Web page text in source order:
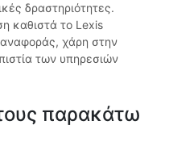
δραστηριότητες.
καθιστά το Lexis
αναφοράς, χάρη στην
των υπηρεσιών
παρακάτω